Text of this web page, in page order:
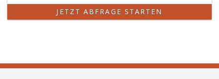
JETZT ABFRAGE STARTEN